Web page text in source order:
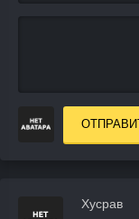
Хусрав